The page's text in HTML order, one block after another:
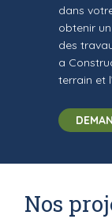
dans
obtenir
des
a
terrain et
Nos